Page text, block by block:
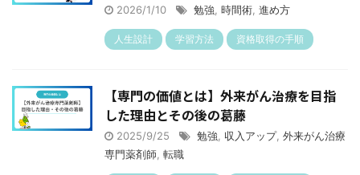
2026/1/10 勉強 時間術 進め方
人生設計 学習方法 資格取得の手順
【専門の価値とは】外来がん治療を目指
した理由とその後の葛藤
2025/9/25 勉強 収入アップ, 外来がん治療
専門薬剤師 転職